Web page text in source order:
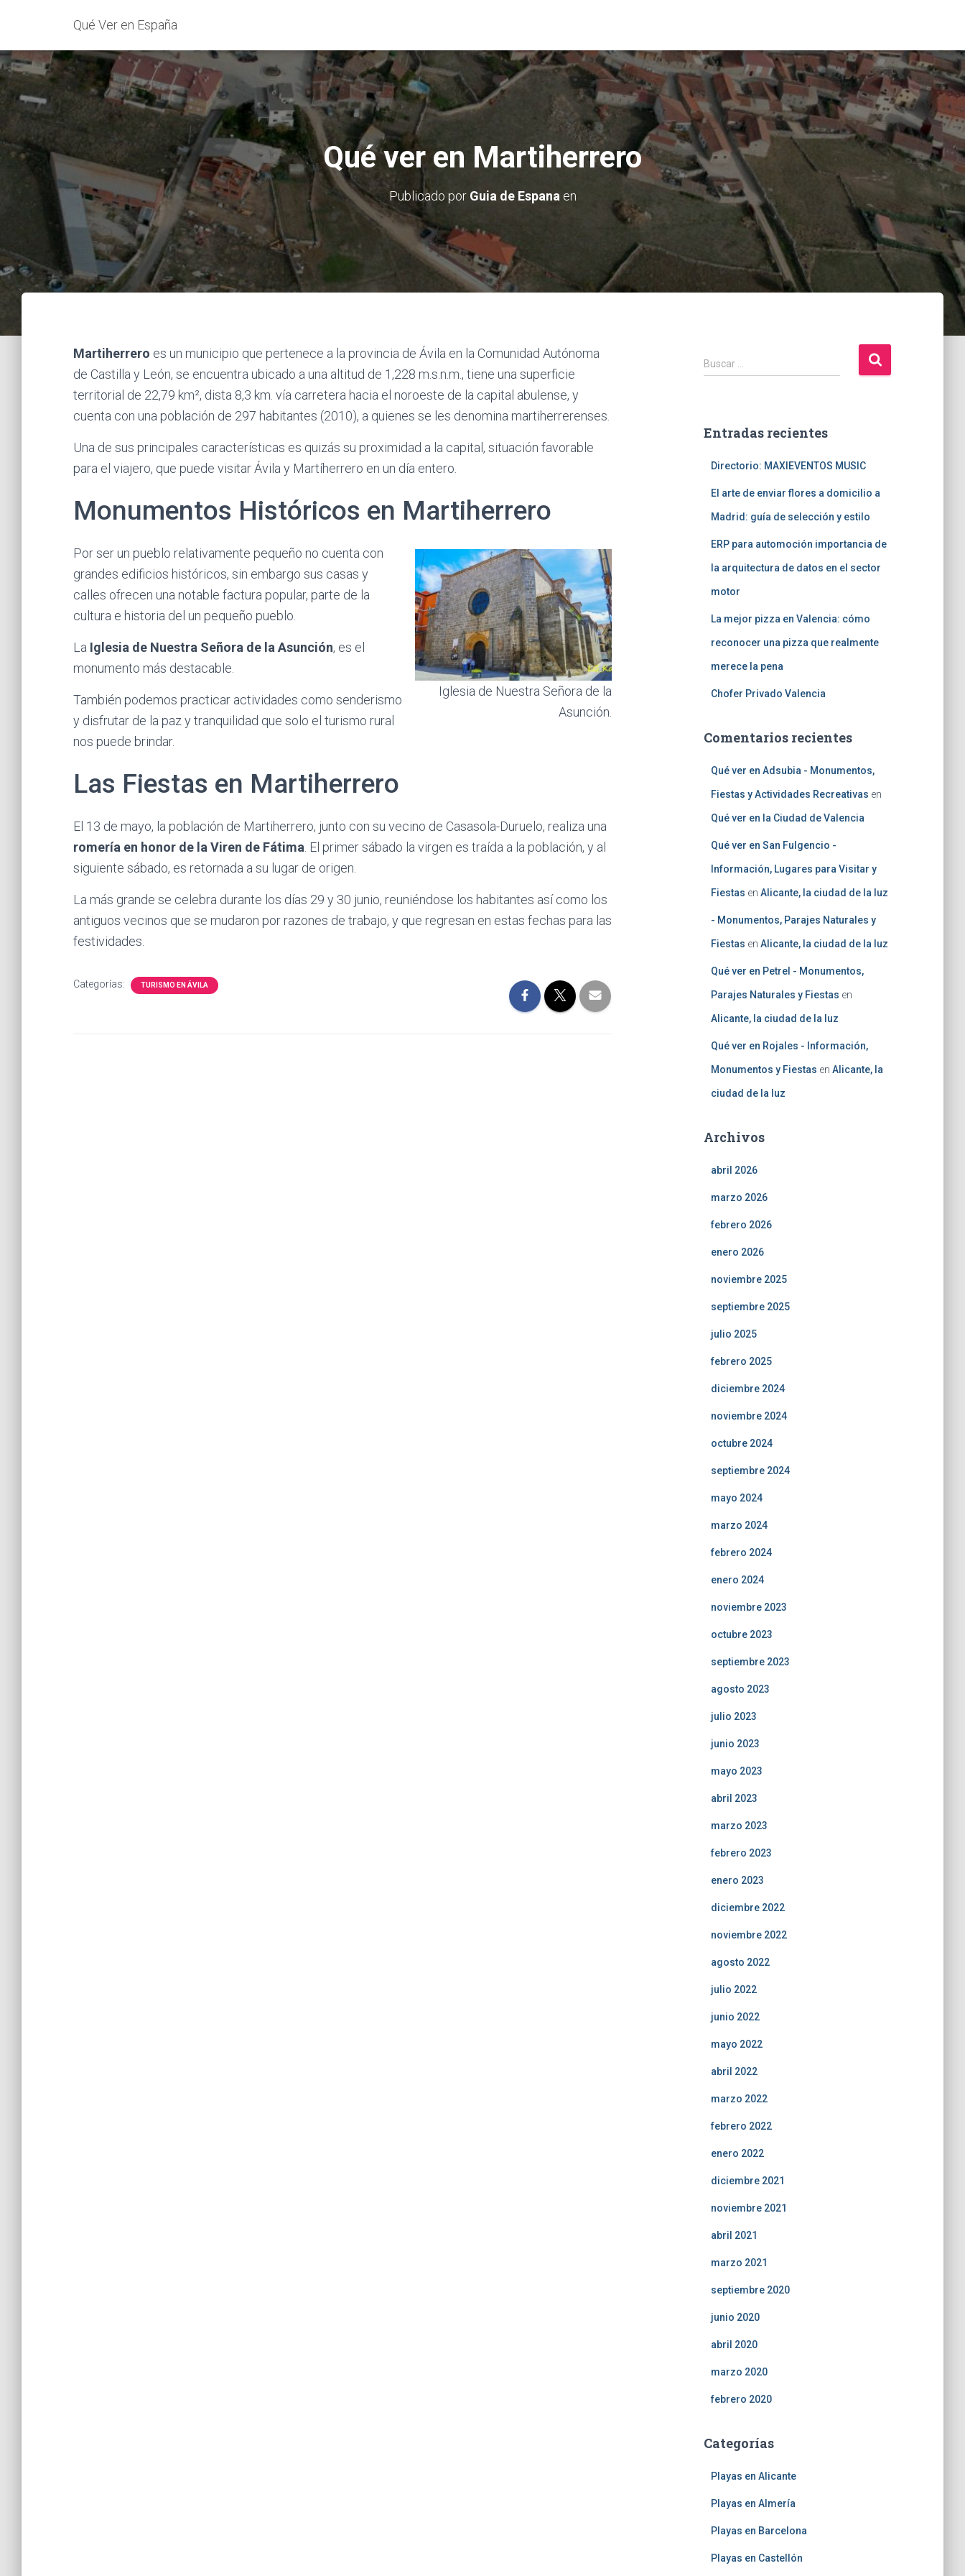
Qué Ver en España
Qué ver en Martiherrero
Publicado por Guia de Espana en
Martiherrero es un municipio que pertenece a la provincia de Ávila en la Comunidad Autónoma
de Castilla y León, se encuentra ubicado a una altitud de 1,228 m.s.n.m., tiene una superficie
territorial de 22,79 km², dista 8,3 km. vía carretera hacia el noroeste de la capital abulense, y
cuenta con una población de 297 habitantes (2010), a quienes se les denomina martiherrerenses.
Una de sus principales características es quizás su proximidad a la capital, situación favorable
para el viajero, que puede visitar Ávila y Martíherrero en un día entero.
Monumentos Históricos en Martiherrero
Iglesia de Nuestra Señora de la
Asunción.
Por ser un pueblo relativamente pequeño no cuenta con
grandes edificios históricos, sin embargo sus casas y
calles ofrecen una notable factura popular, parte de la
cultura e historia del un pequeño pueblo.
La Iglesia de Nuestra Señora de la Asunción, es el
monumento más destacable.
También podemos practicar actividades como senderismo
y disfrutar de la paz y tranquilidad que solo el turismo rural
nos puede brindar.
Las Fiestas en Martiherrero
El 13 de mayo, la población de Martiherrero, junto con su vecino de Casasola-Duruelo, realiza una
romería en honor de la Viren de Fátima . El primer sábado la virgen es traída a la población, y al
siguiente sábado, es retornada a su lugar de origen.
La más grande se celebra durante los días 29 y 30 junio, reuniéndose los habitantes así como los
antiguos vecinos que se mudaron por razones de trabajo, y que regresan en estas fechas para las
festividades.
Categorías: TURISMO EN ÁVILA
B
u
r
Buscar …
Entradas recientes
Directorio: MAXIEVENTOS MUSIC
El arte de enviar flores a domicilio a
Madrid: guía de selección y estilo
ERP para automoción importancia de
la arquitectura de datos en el sector
motor
La mejor pizza en Valencia: cómo
reconocer una pizza que realmente
merece la pena
Chofer Privado Valencia
Comentarios recientes
Qué ver en Adsubia - Monumentos,
Fiestas y Actividades Recreativas en
Qué ver en la Ciudad de Valencia
Qué ver en San Fulgencio -
Información, Lugares para Visitar y
Fiestas en Alicante, la ciudad de la luz
- Monumentos, Parajes Naturales y
Fiestas en Alicante, la ciudad de la luz
Qué ver en Petrel - Monumentos,
Parajes Naturales y Fiestas en
Alicante, la ciudad de la luz
Qué ver en Rojales - Información,
Monumentos y Fiestas en Alicante, la
ciudad de la luz
Archivos
abril 2026
marzo 2026
febrero 2026
enero 2026
noviembre 2025
septiembre 2025
julio 2025
febrero 2025
diciembre 2024
noviembre 2024
octubre 2024
septiembre 2024
mayo 2024
marzo 2024
febrero 2024
enero 2024
noviembre 2023
octubre 2023
septiembre 2023
agosto 2023
julio 2023
junio 2023
mayo 2023
abril 2023
marzo 2023
febrero 2023
enero 2023
diciembre 2022
noviembre 2022
agosto 2022
julio 2022
junio 2022
mayo 2022
abril 2022
marzo 2022
febrero 2022
enero 2022
diciembre 2021
noviembre 2021
abril 2021
marzo 2021
septiembre 2020
junio 2020
abril 2020
marzo 2020
febrero 2020
Categorías
Playas en Alicante
Playas en Almería
Playas en Barcelona
Playas en Castellón